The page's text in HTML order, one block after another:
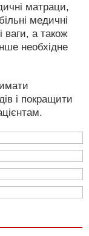
матраци,
медичні
а також
необхідне
і покращити